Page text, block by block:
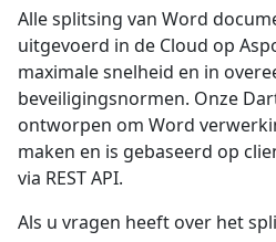
Alle splitsing van Word
uitgevoerd in de Cloud op
maximale snelheid en in
beveiligingsnormen. Onze
ontworpen om Word
maken en is gebaseerd op
via REST API.
Als u vragen heeft over het